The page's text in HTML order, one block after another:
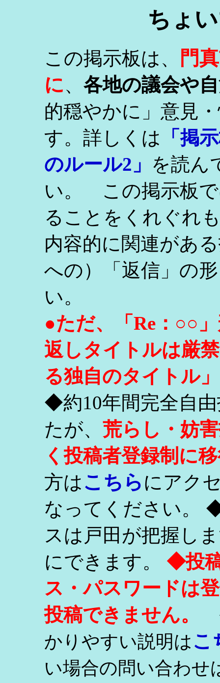
ちょ
この掲示板は、
門
に、 各地の議会や
的穏やかに」意見
す。詳しくは
「掲
のルール2」 を読ん
い。 この掲示板で
ることをくれぐれ
内容的に関連があ
への）「返信」の
い。
●ただ、「Re：○○
返しタイトルは厳
る独自のタイトル
◆約10年間完全自
たが、 荒らし・妨
く投稿者登録制に
方はこちらにアク
なってください。
スは戸田が把握し
にできます。 ◆投
ス・パスワードは
投稿できません。
かりやすい説明はこ
い場合の問い合わせ